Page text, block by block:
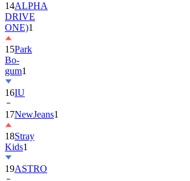
14ALPHA
DRIVE
ONE)1
15Park
Bo-
gum1
16IU
17NewJeans1
18Stray
Kids1
19ASTRO